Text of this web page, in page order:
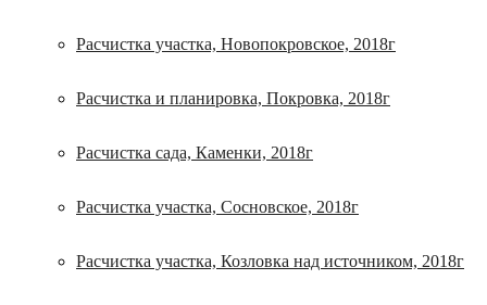
Расчистка участка, Новопокровское, 2018г
Расчистка и планировка, Покровка, 2018г
Расчистка сада, Каменки, 2018г
Расчистка участка, Сосновское, 2018г
Расчистка участка, Козловка над источником, 2018г